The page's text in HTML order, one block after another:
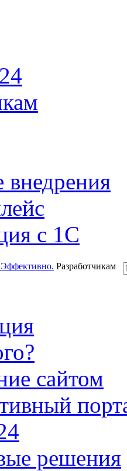
с 1С
Разработчикам
сайтом
решения